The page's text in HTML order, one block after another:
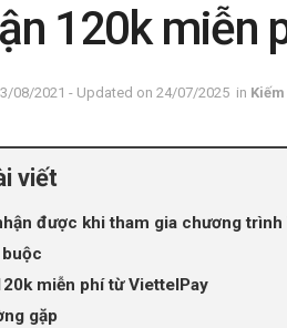
120k miễn
08/2021 - Updated on 24/07/2025 in
viết
được khi tham gia chương trình
miễn phí từ ViettelPay
gặp